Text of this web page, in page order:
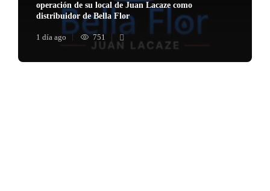
operación de su local de Juan Lacaze como
distribuidor de Bella Flor
1 día ago 751